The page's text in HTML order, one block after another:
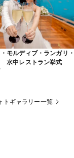
モルディブ・ランガリ・
水中レストラン挙式
トギャラリー一覧